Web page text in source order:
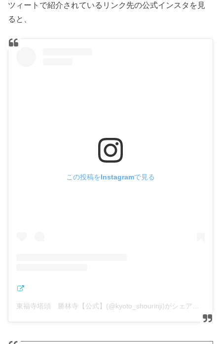
ツィートで紹介されているリンク先の公式インスタを見
ると、
この投稿をInstagramで見る